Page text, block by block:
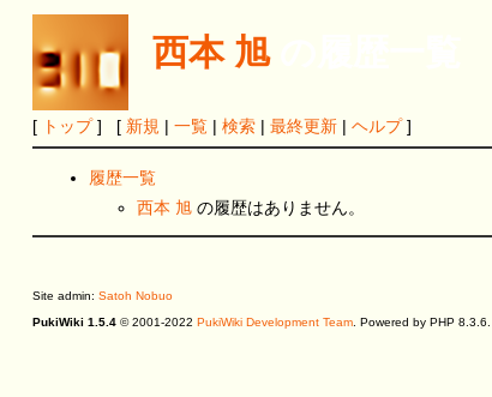
西本 旭の履歴一覧
[ トップ] [ 新規 | 一覧| 検索| 最終更新| ヘルプ]
履歴一覧
西本 旭 の履歴はありません。
Site admin: Satoh Nobuo
PukiWiki 1.5.4© 2001-2022 PukiWiki Development Team. Powered by PHP